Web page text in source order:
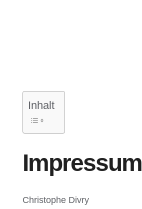
Inhalt
Impressum
Christophe Divry